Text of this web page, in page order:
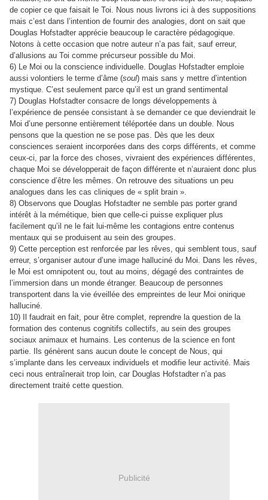
de copier ce que faisait le Toi. Nous nous livrons ici à des suppositions
mais c’est dans l’intention de fournir des analogies, dont on sait que
Douglas Hofstadter apprécie beaucoup le caractère pédagogique.
Notons à cette occasion que notre auteur n’a pas fait, sauf erreur,
d’allusions au Toi comme précurseur possible du Moi.
6) Le Moi ou la conscience individuelle. Douglas Hofstadter emploie
aussi volontiers le terme d’âme (soul) mais sans y mettre d’intention
mystique. C’est seulement parce qu’il est un grand sentimental
7) Douglas Hofstadter consacre de longs développements à
l’expérience de pensée consistant à se demander ce que deviendrait le
Moi d’une personne entièrement téléportée dans un double. Nous
pensons que la question ne se pose pas. Dès que les deux
consciences seraient incorporées dans des corps différents, et comme
ceux-ci, par la force des choses, vivraient des expériences différentes,
chaque Moi se développerait de façon différente et n’auraient donc plus
conscience d’être les mêmes. On retrouve des situations un peu
analogues dans les cas cliniques de « split brain ».
8) Observons que Douglas Hofstadter ne semble pas porter grand
intérêt à la mémétique, bien que celle-ci puisse expliquer plus
facilement qu’il ne le fait lui-même les contagions entre contenus
mentaux qui se produisent au sein des groupes.
9) Cette perception est renforcée par les rêves, qui semblent tous, sauf
erreur, s’organiser autour d’une image halluciné du Moi. Dans les rêves,
le Moi est omnipotent ou, tout au moins, dégagé des contraintes de
l’immersion dans un monde étranger. Beaucoup de personnes
transportent dans la vie éveillée des empreintes de leur Moi onirique
halluciné.
10) Il faudrait en fait, pour être complet, reprendre la question de la
formation des contenus cognitifs collectifs, au sein des groupes
sociaux animaux et humains. Les contenus de la science en font
partie. Ils génèrent sans aucun doute le concept de Nous, qui
s’implante dans les cerveaux individuels et modifie leur activité. Mais
ceci nous entraînerait trop loin, car Douglas Hofstadter n’a pas
directement traité cette question.
Publicité